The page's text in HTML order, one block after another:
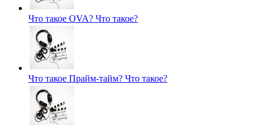
Что такое OVA? Что такое?
Что такое Прайм-тайм? Что такое?